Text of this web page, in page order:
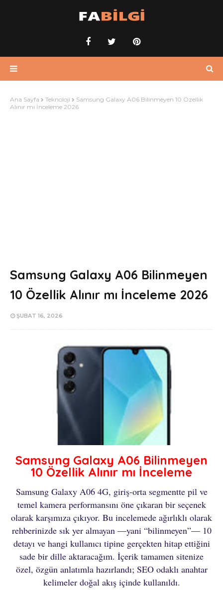
Ana Sayfa Teknoloji
Samsung Galaxy A06 Bilinmeyen 10 Özellik
Alınır mı İnceleme 2026
Samsung Galaxy A06 Bilinmeyen
10 Özellik Alınır mı İnceleme 2026
ŞUBAT 16, 2026
Samsung Galaxy A06 Bilinmeyen
10 Özellik Alınır mı İnceleme
Samsung Galaxy A06 4G, giriş-orta segmentte pil ve
temel kamera performansını öne çıkaran bir seçenek
olarak karşımıza çıkıyor. Bu incelemede ağırlıklı olarak
rehberinizde sık yer almayan —yani “bilinmeyen”— 10
detayı ve hangi kullanıcı tipine gerçekten hitap ettiğini
sade bir dille aktaracağım. İçerik tamamen sitenize
özel, özgün anlatımla hazırlandı; SEO odaklı anahtar
kelimeler doğal akış içinde kullanıldı.